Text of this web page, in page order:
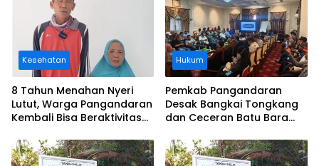
Kesehatan
8 Tahun Menahan Nyeri
Lutut, Warga Pangandaran
Kembali Bisa Beraktivitas
Ditanggung BPJS
Hukum
Pemkab Pangandaran
Desak Bangkai Tongkang
dan Ceceran Batu Bara
Buruknya Koordinasi
Perusahaan